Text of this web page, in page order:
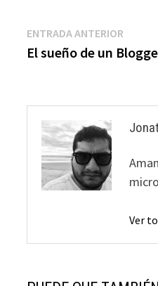
Navegación
de
ENTRADA ANTERIOR
El sueño de un
Ver